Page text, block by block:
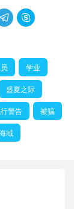
 
学业
盛夏之际
警告 被骗
域